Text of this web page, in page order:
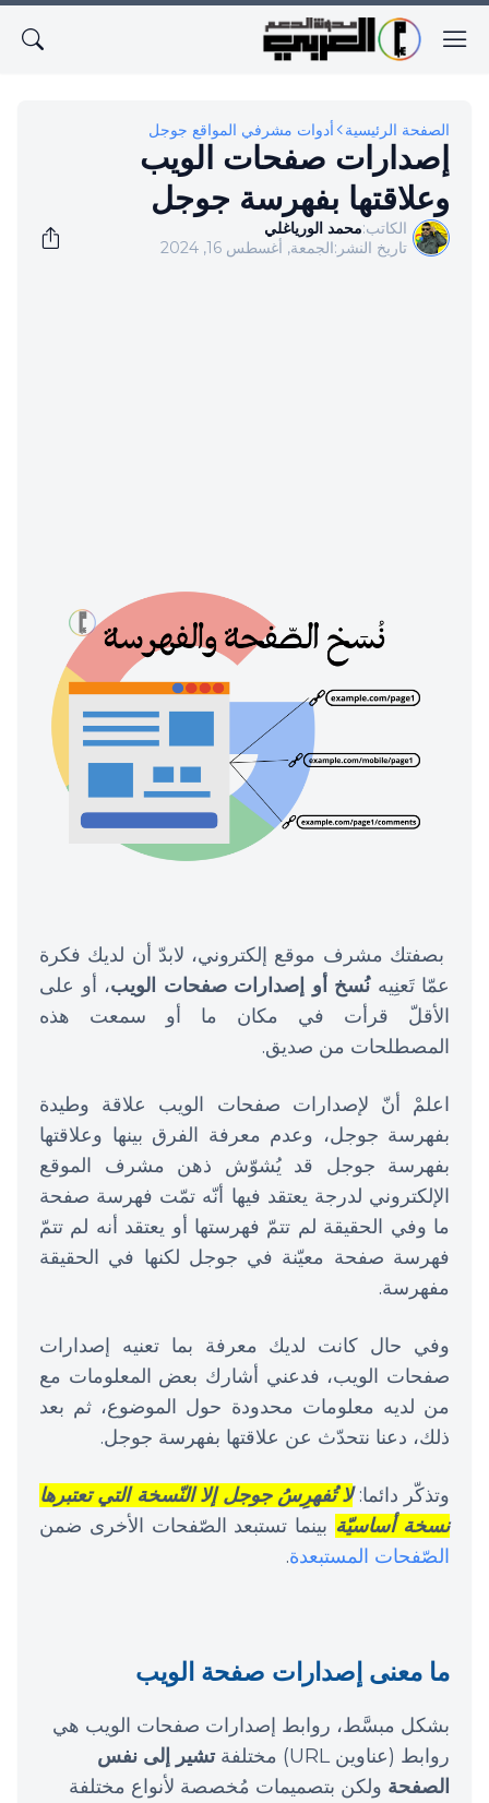
الصفحة الرئيسية أدوات مشرفي المواقع جوجل
إصدارات صفحات الويب
وعلاقتها بفهرسة جوجل
الكاتب:محمد الورياغلي
تاريخ النشر:الجمعة, أغسطس 16, 2024
بصفتك مشرف موقع إلكتروني، لابدّ أن لديك فكرة
عمّا تَعنِيهنُسخ أو إصدارات صفحات الويب، أو على
الأقلّ قرأت في مكان ما أو سمعت هذه
المصطلحات من صديق.
اعلمْ أنّ لإصدارات صفحات الويب علاقة وطيدة
بفهرسة جوجل، وعدم معرفة الفرق بينها وعلاقتها
بفهرسة جوجل قد يُشوّش ذهن مشرف الموقع
الإلكتروني لدرجة يعتقد فيها أنّه تمّت فهرسة صفحة
ما وفي الحقيقة لم تتمّ فهرستها أو يعتقد أنه لم تتمّ
فهرسة صفحة معيّنة في جوجل لكنها في الحقيقة
مفهرسة.
وفي حال كانت لديك معرفة بما تعنيه إصدارات
صفحات الويب، فدعني أشارك بعض المعلومات مع
من لديه معلومات محدودة حول الموضوع، ثم بعد
ذلك، دعنا نتحدّث عن علاقتها بفهرسة جوجل.
وتذكّر دائما:لا تُفهرِسُ جوجل إلا النّسخة التي تعتبرها
نسخة أساسيّة بينما تستبعد الصّفحات الأخرى ضمن
الصّفحات المستبعدة.
ما معنى إصدارات صفحة الويب
بشكل مبسَّط، روابط إصدارات صفحات الويب هي
روابط (عناوين URL) مختلفة
تشير إلى نفس
الصفحة ولكن بتصميمات مُخصصة لأنواع مختلفة